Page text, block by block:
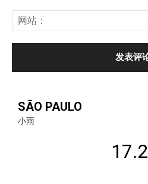
SÃO PAULO
小雨
17.2